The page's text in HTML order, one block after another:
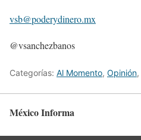
vsb@poderydinero.mx
@vsanchezbanos
Categorías: Al Momento, Opinión,
México Informa